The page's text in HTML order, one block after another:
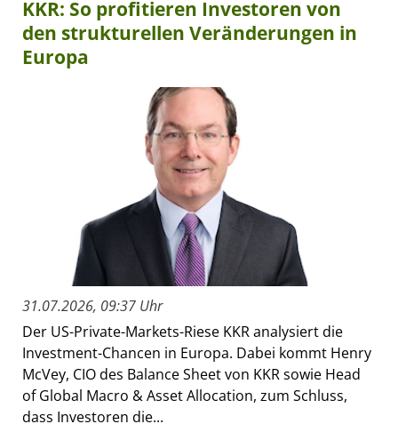
KKR: So profitieren Investoren von
den strukturellen Veränderungen in
Europa
31.07.2026, 09:37 Uhr
Der US-Private-Markets-Riese KKR analysiert die
Investment-Chancen in Europa. Dabei kommt Henry
McVey, CIO des Balance Sheet von KKR sowie Head
of Global Macro & Asset Allocation, zum Schluss,
dass Investoren die...